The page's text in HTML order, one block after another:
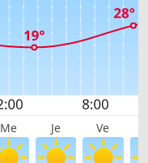
Me Je Ve